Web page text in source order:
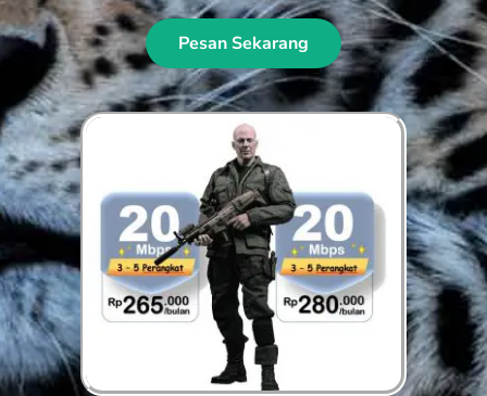
Pesan Sekarang